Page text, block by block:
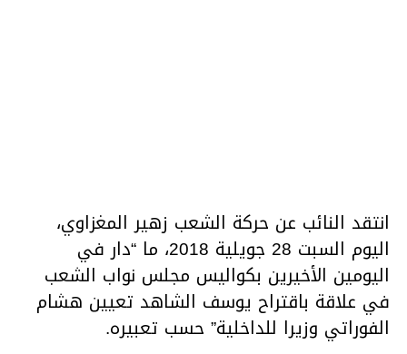
انتقد النائب عن حركة الشعب زهير المغزاوي،
اليوم السبت 28 جويلية 2018، ما “دار في
اليومين الأخيرين بكواليس مجلس نواب الشعب
في علاقة باقتراح يوسف الشاهد تعيين هشام
الفوراتي وزيرا للداخلية” حسب تعبيره.